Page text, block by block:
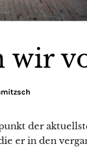
wir
der
er in den